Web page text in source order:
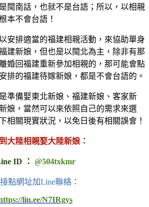
閩南話，也就不是台語；所以，以相親
本不會台語！
安排適當的福建相親活動，來協助單身
建新娘，但也是以閩北為主，除非有那
婚回福建重新參加相親的，那可能會點
排的福建待嫁新娘，都是不會台語的。
準備娶東北新娘、福建新娘、客家新
娘，當然可以來依照自己的需求來選
相關現實狀況，以免日後有相關誤會！
大陸相親娶大陸新娘：
ID ： @504txkmr
點網址加Line聯絡：
lin.ee/N7IRgys